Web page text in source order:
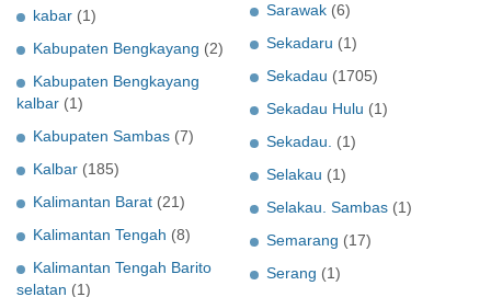
kabar (1)
Kabupaten Bengkayang (2)
Kabupaten Bengkayang
kalbar (1)
Kabupaten Sambas (7)
Kalbar (185)
Kalimantan Barat (21)
Kalimantan Tengah (8)
Kalimantan Tengah Barito
selatan (1)
Sarawak (6)
Sekadaru (1)
Sekadau (1705)
Sekadau Hulu (1)
Sekadau. (1)
Selakau (1)
Selakau. Sambas (1)
Semarang (17)
Serang (1)